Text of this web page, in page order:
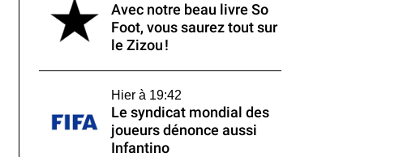
Avec notre beau livre So
Foot, vous saurez tout sur
le Zizou !
Hier à 19:42
Le syndicat mondial des
joueurs dénonce aussi
Infantino